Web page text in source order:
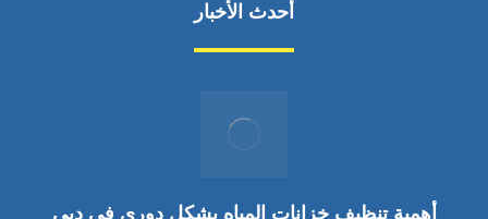
أحدث الأخبار
أهمية تنظيف خزانات المياه بشكل دوري في دبي